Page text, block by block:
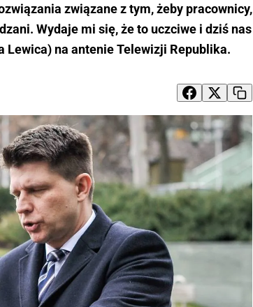
związane z tym, żeby pracownicy,
Wydaje mi się, że to uczciwe i dziś nas
Lewica) na antenie Telewizji Republika.